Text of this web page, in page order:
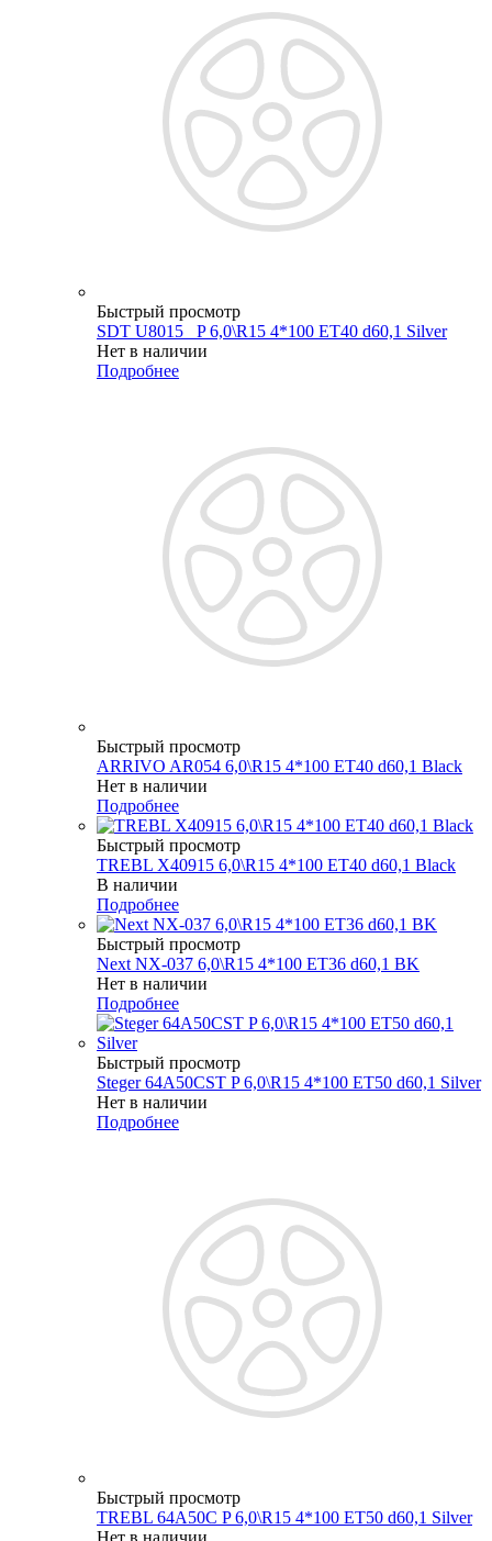
Быстрый просмотр
SDT U8015 _P 6,0\R15 4*100 ET40 d60,1 Silver
Нет в наличии
Подробнее
Быстрый просмотр
ARRIVO AR054 6,0\R15 4*100 ET40 d60,1 Black
Нет в наличии
Подробнее
Быстрый просмотр
TREBL X40915 6,0\R15 4*100 ET40 d60,1 Black
В наличии
Подробнее
Быстрый просмотр
Next NX-037 6,0\R15 4*100 ET36 d60,1 BK
Нет в наличии
Подробнее
Быстрый просмотр
Steger 64A50CST P 6,0\R15 4*100 ET50 d60,1 Silver
Нет в наличии
Подробнее
Быстрый просмотр
TREBL 64A50C P 6,0\R15 4*100 ET50 d60,1 Silver
Нет в наличии